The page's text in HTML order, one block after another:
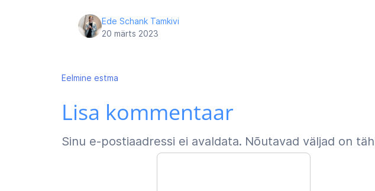
Ede Schank Tamkivi
20 märts 2023
Navigeerimine
Eelmine estma
Lisa kommentaar
Sinu e-postiaadressi ei avaldata. Nõutavad väljad on